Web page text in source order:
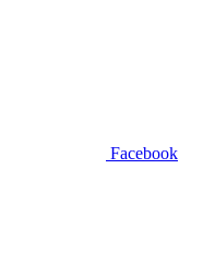
Facebook